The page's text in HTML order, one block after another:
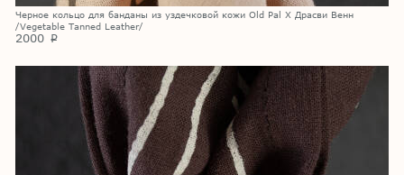
Черное кольцо для банданы из уздечковой кожи Old Pal X Драсви Венн
/Vegetable Tanned Leather/
2000 p